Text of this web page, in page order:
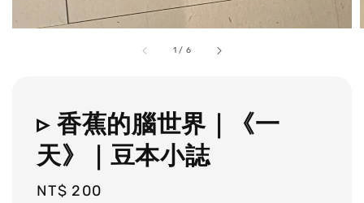
1 / 6
▹ 香蕉的腦世界｜《一
天》｜豆本小誌
Regular
NT$ 200